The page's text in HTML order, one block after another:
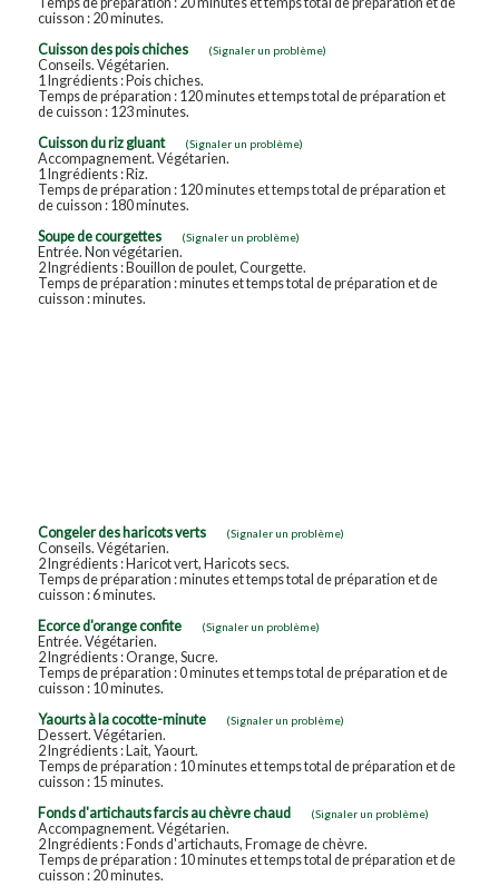
cuisson : 20 minutes.
Cuisson des pois chiches
(Signaler un problème)
Conseils. Végétarien.
1 Ingrédients : Pois chiches.
Temps de préparation : 120 minutes et temps total de préparation et
de cuisson : 123 minutes.
Cuisson du riz gluant
(Signaler un problème)
Accompagnement. Végétarien.
1 Ingrédients : Riz.
Temps de préparation : 120 minutes et temps total de préparation et
de cuisson : 180 minutes.
Soupe de courgettes
(Signaler un problème)
Entrée. Non végétarien.
2 Ingrédients : Bouillon de poulet, Courgette.
Temps de préparation : minutes et temps total de préparation et de
cuisson : minutes.
Congeler des haricots verts (Signaler un problème)
Conseils. Végétarien.
2 Ingrédients : Haricot vert, Haricots secs.
Temps de préparation : minutes et temps total de préparation et de
cuisson : 6 minutes.
Ecorce d'orange confite
(Signaler un problème)
Entrée. Végétarien.
2 Ingrédients : Orange, Sucre.
Temps de préparation : 0 minutes et temps total de préparation et de
cuisson : 10 minutes.
Yaourts à la cocotte-minute
(Signaler un problème)
Dessert. Végétarien.
2 Ingrédients : Lait, Yaourt.
Temps de préparation : 10 minutes et temps total de préparation et de
cuisson : 15 minutes.
Fonds d'artichauts farcis au chèvre chaud
(Signaler un problème)
Accompagnement. Végétarien.
2 Ingrédients : Fonds d'artichauts, Fromage de chèvre.
Temps de préparation : 10 minutes et temps total de préparation et de
cuisson : 20 minutes.